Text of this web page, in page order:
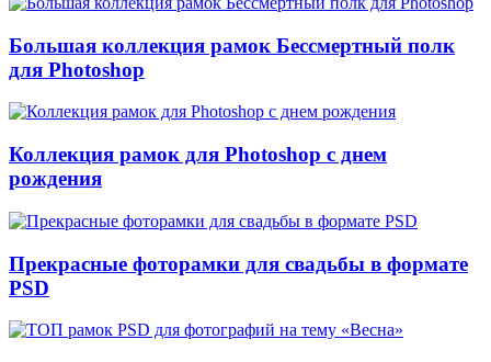
Большая коллекция рамок Бессмертный полк
для Photoshop
Коллекция рамок для Photoshop с днем
рождения
Прекрасные фоторамки для свадьбы в формате
PSD